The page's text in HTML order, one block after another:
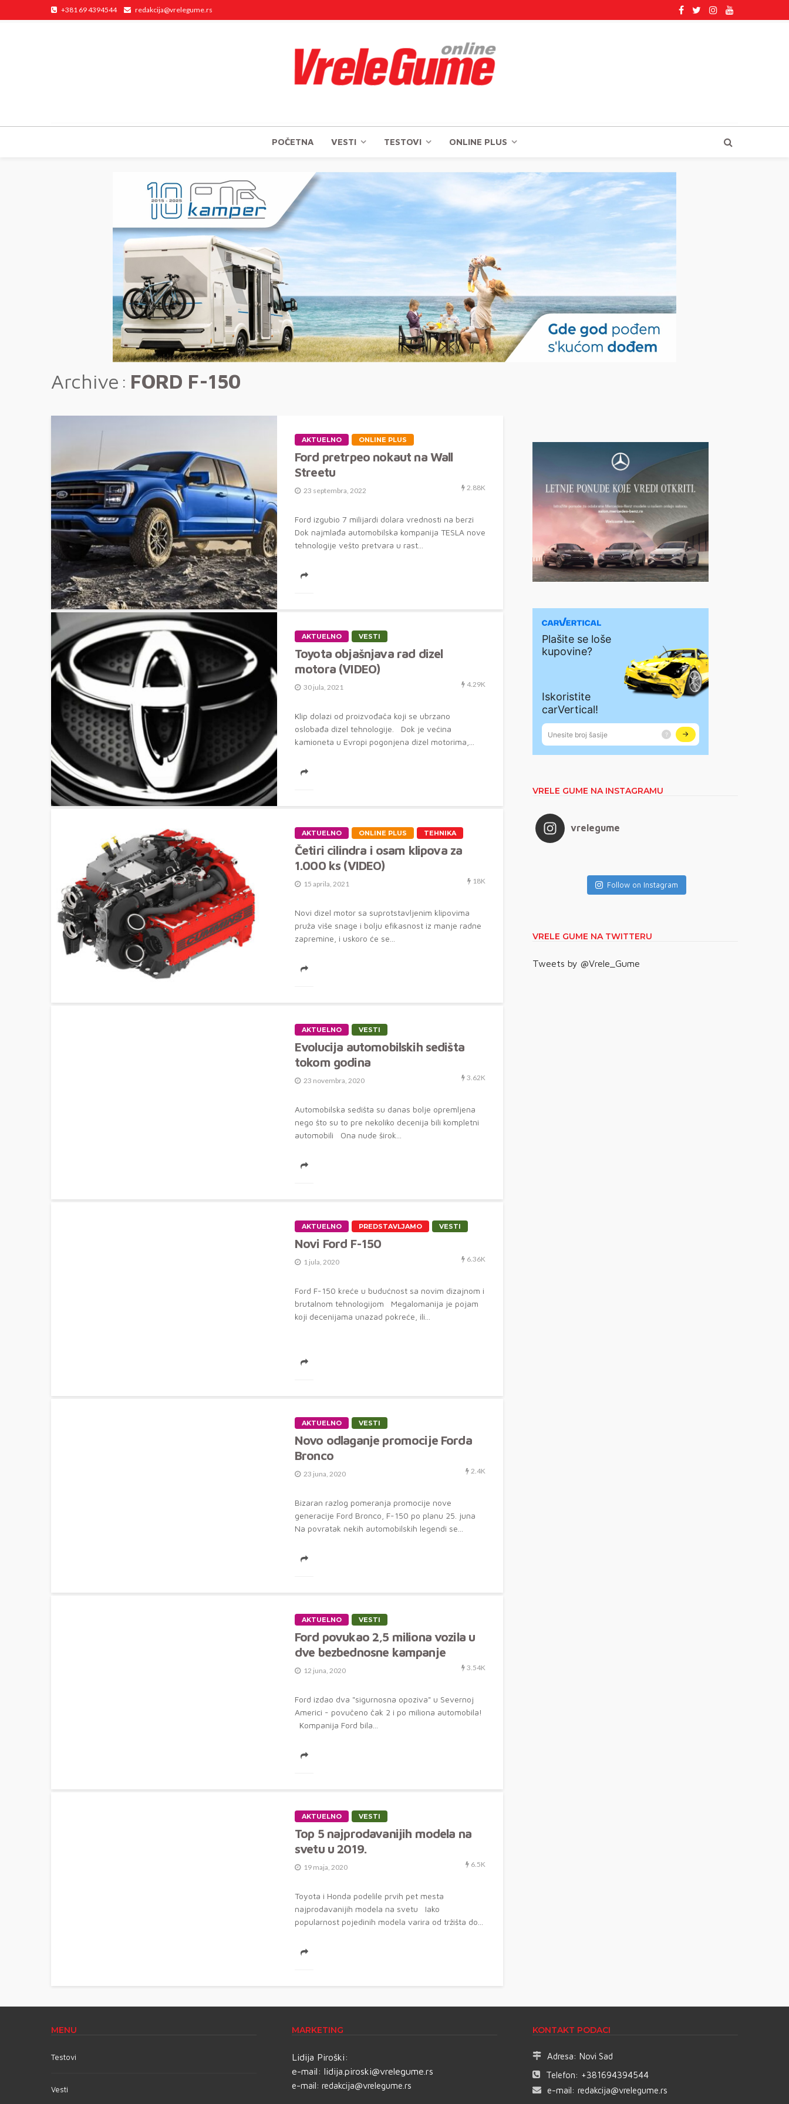
+381 69 4394544 redakcija@vrelegume.rs
POČETNA VESTI TESTOVI ONLINE PLUS
Archive FORD F-150
AKTUELNO ONLINE PLUS
Ford pretrpeo nokaut na Wall
Streetu
23 septembra, 2022 2.88K
Ford izgubio 7 milijardi dolara vrednosti na berzi
Dok najmlađa automobilska kompanija TESLA nove
tehnologije vešto pretvara u rast...
AKTUELNO VESTI
Toyota objašnjava rad dizel
motora (VIDEO)
30 jula, 2021 4.29K
Klip dolazi od proizvođača koji se ubrzano
oslobađa dizel tehnologije. Dok je većina
kamioneta u Evropi pogonjena dizel motorima,...
AKTUELNO ONLINE PLUS TEHNIKA
Četiri cilindra i osam klipova za
1.000 ks (VIDEO)
15 aprila, 2021 18K
Novi dizel motor sa suprotstavljenim klipovima
pruža više snage i bolju efikasnost iz manje radne
zapremine, i uskoro će se...
AKTUELNO VESTI
Evolucija automobilskih sedišta
tokom godina
23 novembra, 2020 3.62K
Automobilska sedišta su danas bolje opremljena
nego što su to pre nekoliko decenija bili kompletni
automobili Ona nude širok...
AKTUELNO PREDSTAVLJAMO VESTI
Novi Ford F-150
1 jula, 2020 6.36K
Ford F-150 kreće u budućnost sa novim dizajnom i
brutalnom tehnologijom Megalomanija je pojam
koji decenijama unazad pokreće, ili...
AKTUELNO VESTI
Novo odlaganje promocije Forda
Bronco
23 juna, 2020 2.4K
Bizaran razlog pomeranja promocije nove
generacije Ford Bronco, F-150 po planu 25. juna
Na povratak nekih automobilskih legendi se...
AKTUELNO VESTI
Ford povukao 2,5 miliona vozila u
dve bezbednosne kampanje
12 juna, 2020 3.54K
Ford izdao dva "sigurnosna opoziva" u Severnoj
Americi - povučeno čak 2 i po miliona automobila!
Kompanija Ford bila...
AKTUELNO VESTI
Top 5 najprodavanijih modela na
svetu u 2019.
19 maja, 2020 6.5K
Toyota i Honda podelile prvih pet mesta
najprodavanijih modela na svetu Iako
popularnost pojedinih modela varira od tržišta do...
VRELE GUME NA INSTAGRAMU
vrelegume
Follow on Instagram
VRELE GUME NA TWITTERU
Tweets by @Vrele_Gume
MENU
Testovi
Vesti
MARKETING
Lidija Piroški:
e-mail: lidija.piroski@vrelegume.rs
e-mail: redakcija@vrelegume.rs
KONTAKT PODACI
Adresa: Novi Sad
Telefon: +381694394544
e-mail: redakcija@vrelegume.rs